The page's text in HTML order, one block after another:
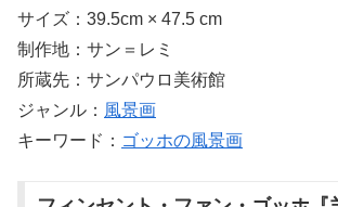
サイズ：39.5cm × 47.5 cm
制作地：サン＝レミ
所蔵先：サンパウロ美術館
ジャンル： 風景画
キーワード： ゴッホの風景画